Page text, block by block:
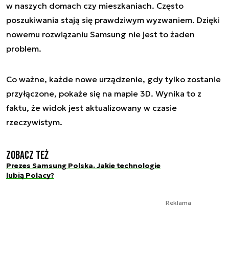
w naszych domach czy mieszkaniach. Często
poszukiwania stają się prawdziwym wyzwaniem. Dzięki
nowemu rozwiązaniu Samsung nie jest to żaden
problem.
Co ważne, każde nowe urządzenie, gdy tylko zostanie
przyłączone, pokaże się na mapie 3D. Wynika to z
faktu, że widok jest aktualizowany w czasie
rzeczywistym.
Zobacz też
Prezes Samsung Polska. Jakie technologie
lubią Polacy?
Reklama